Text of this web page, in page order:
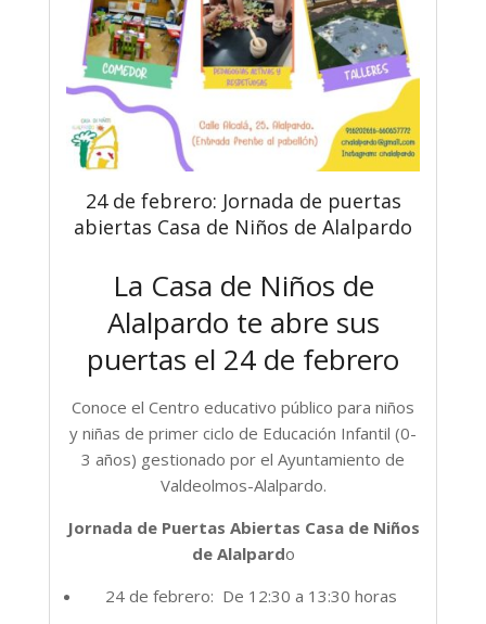
24 de febrero: Jornada de puertas
abiertas Casa de Niños de Alalpardo
La Casa de Niños de
Alalpardo te abre sus
puertas el 24 de febrero
Conoce el Centro educativo público para niños
y niñas de primer ciclo de Educación Infantil (0-
3 años) gestionado por el Ayuntamiento de
Valdeolmos-Alalpardo.
Jornada de Puertas Abiertas Casa de Niños
de Alalpardo
24 de febrero: De 12:30 a 13:30 horas